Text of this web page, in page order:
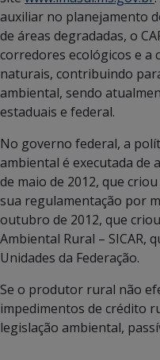
auxiliar no planejamento
de áreas degradadas, o
corredores ecológicos e a
naturais, contribuindo
ambiental, sendo
estaduais e federal.
No governo federal, a
ambiental é executada de
de maio de 2012, que
sua regulamentação por
outubro de 2012, que
Ambiental Rural – SICAR,
Unidades da Federação.
Se o produtor rural não
impedimentos de crédito
legislação ambiental,